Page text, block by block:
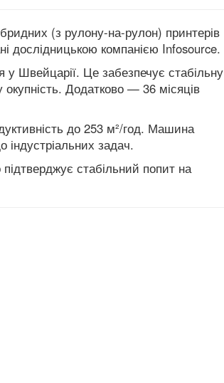
(з рулону-на-рулон) принтерів
дослідницькою компанією Infosource.
Швейцарії. Це забезпечує стабільну
окупність. Додатково — 36 місяців
до 253 м²/год. Машина
задач.
підтверджує стабільний попит на